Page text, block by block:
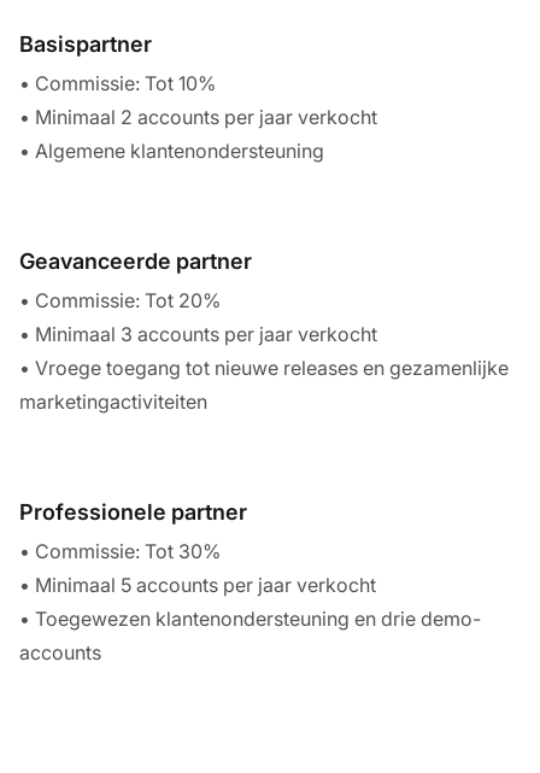
Basispartner
• Commissie: Tot 10%
• Minimaal 2 accounts per jaar verkocht
• Algemene klantenondersteuning
Geavanceerde partner
• Commissie: Tot 20%
• Minimaal 3 accounts per jaar verkocht
• Vroege toegang tot nieuwe releases en gezamenlijke
marketingactiviteiten
Professionele partner
• Commissie: Tot 30%
• Minimaal 5 accounts per jaar verkocht
• Toegewezen klantenondersteuning en drie demo-
accounts